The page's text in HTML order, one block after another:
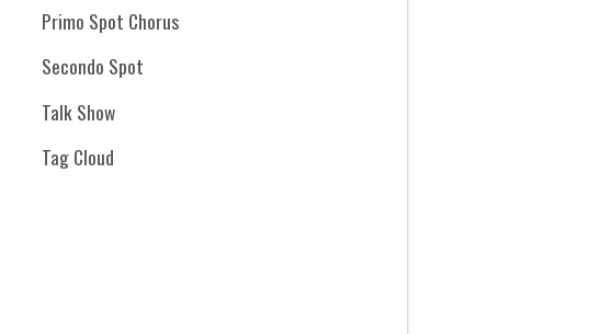
Primo Spot Chorus
Secondo Spot
Talk Show
Tag Cloud